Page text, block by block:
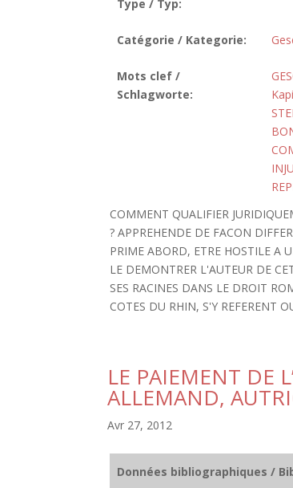
Type / Typ:
Catégorie / Kategorie:
Mots clef /
Schlagworte:
COMMENT QUALIFIER
? APPREHENDE DE FACON
PRIME ABORD, ETRE HOSTILE A
LE DEMONTRER L'AUTEUR DE
SES RACINES DANS LE DROIT
COTES DU RHIN, S'Y REFERENT
LE PAIEMENT DE
ALLEMAND,
Avr 27, 2012
Données bibliographiques /